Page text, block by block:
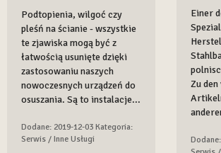
Podtopienia, wilgoć czy
pleśń na ścianie - wszystkie
te zjawiska mogą być z
łatwością usunięte dzięki
zastosowaniu naszych
nowoczesnych urządzeń do
osuszania. Są to instalacje...
Dodane: 2019-12-03 Kategoria:
Serwis / Inne Usługi
Einer
Zu